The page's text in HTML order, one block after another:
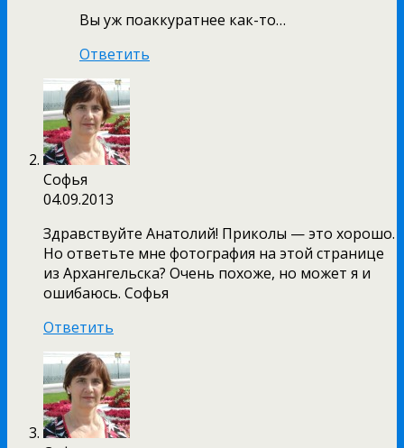
Вы уж поаккуратнее как-то…
Ответить
Софья
04.09.2013
Здравствуйте Анатолий! Приколы — это хорошо.
Но ответьте мне фотография на этой странице
из Архангельска? Очень похоже, но может я и
ошибаюсь. Софья
Ответить